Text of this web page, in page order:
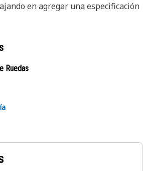
en agregar una especificación
Ruedas